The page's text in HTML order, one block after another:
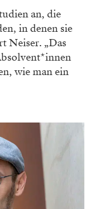
an, die
in denen sie
Neiser. „Das
wie man ein